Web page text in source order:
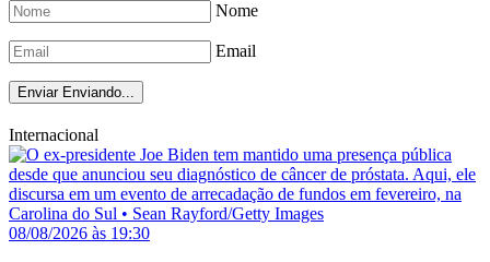
Nome
Email
Enviar Enviando...
Internacional
08/08/2026 às 19:30